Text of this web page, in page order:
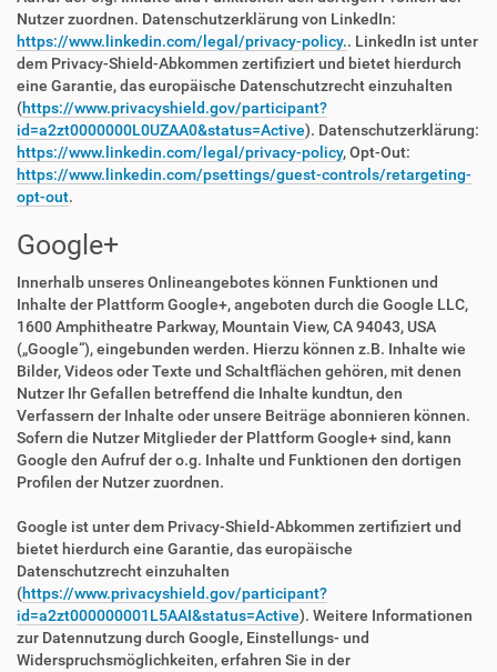
Nutzer zuordnen. Datenschutzerklärung von LinkedIn:
https://www.linkedin.com/legal/privacy-policy.. LinkedIn ist unter
dem Privacy-Shield-Abkommen zertifiziert und bietet hierdurch
eine Garantie, das europäische Datenschutzrecht einzuhalten
(https://www.privacyshield.gov/participant?
id=a2zt0000000L0UZAA0&status=Active). Datenschutzerklärung:
https://www.linkedin.com/legal/privacy-policy, Opt-Out:
https://www.linkedin.com/psettings/guest-controls/retargeting-
opt-out.
Google+
Innerhalb unseres Onlineangebotes können Funktionen und
Inhalte der Plattform Google+, angeboten durch die Google LLC,
1600 Amphitheatre Parkway, Mountain View, CA 94043, USA
(„Google“), eingebunden werden. Hierzu können z.B. Inhalte wie
Bilder, Videos oder Texte und Schaltflächen gehören, mit denen
Nutzer Ihr Gefallen betreffend die Inhalte kundtun, den
Verfassern der Inhalte oder unsere Beiträge abonnieren können.
Sofern die Nutzer Mitglieder der Plattform Google+ sind, kann
Google den Aufruf der o.g. Inhalte und Funktionen den dortigen
Profilen der Nutzer zuordnen.
Google ist unter dem Privacy-Shield-Abkommen zertifiziert und
bietet hierdurch eine Garantie, das europäische
Datenschutzrecht einzuhalten
(https://www.privacyshield.gov/participant?
id=a2zt000000001L5AAI&status=Active). Weitere Informationen
zur Datennutzung durch Google, Einstellungs- und
Widerspruchsmöglichkeiten, erfahren Sie in der